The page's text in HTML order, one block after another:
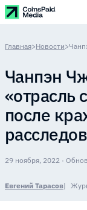
Главная>Новости>
Чанпэн
«отрасль
после
29 ноября, 2022 ·
Евгений Тарасов